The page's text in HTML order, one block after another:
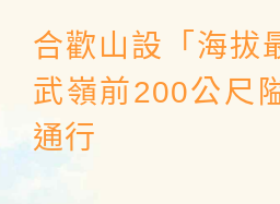
合歡山設「海拔
武嶺前200公尺
通行